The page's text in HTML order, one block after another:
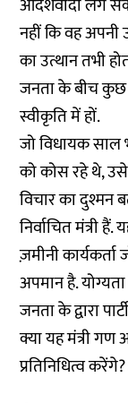
आदर्शवादी लग
नहीं कि वह अपनी
का उत्थान तभी
जनता के बीच कुछ
स्वीकृति में हों.
जो विधायक साल
को कोस रहे थे,
विचार का दुश्मन
निर्वाचित मंत्री
ज़मीनी
अपमान है. योग्यता
जनता के द्वारा
क्या यह मंत्री
प्रतिनिधित्व